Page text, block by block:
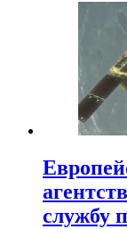
службу